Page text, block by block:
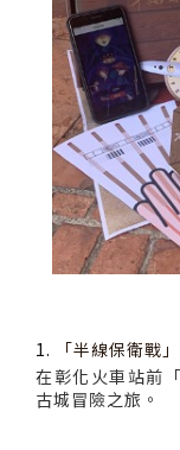
1. 「半線保衛戰
在彰化火車站前「
古城冒險之旅。